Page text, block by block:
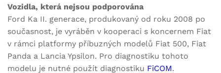
Vozidla, která nejsou podporována
Ford Ka II. generace, produkovaný od roku 2008 po
současnost, je vyráběn v kooperaci s koncernem Fiat
v rámci platformy příbuzných modelů Fiat 500, Fiat
Panda a Lancia Ypsilon. Pro diagnostiku tohoto
modelu je nutné použít diagnostiku FiCOM.